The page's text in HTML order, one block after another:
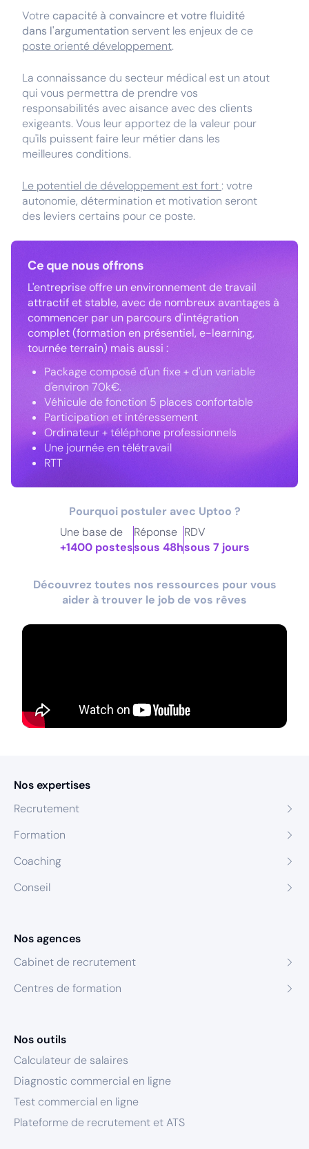
Votre capacité à convaincre et votre fluidité
dans l'argumentation servent les enjeux de ce
poste orienté développement.
La connaissance du secteur médical est un atout
qui vous permettra de prendre vos
responsabilités avec aisance avec des clients
exigeants. Vous leur apportez de la valeur pour
qu'ils puissent faire leur métier dans les
meilleures conditions.
Le potentiel de développement est fort: votre
autonomie, détermination et motivation seront
des leviers certains pour ce poste.
Ce que nous offrons
L'entreprise offre un environnement de travail
attractif et stable, avec de nombreux avantages à
commencer par un parcours d'intégration
complet (formation en présentiel, e-learning,
tournée terrain) mais aussi :
Package composé d'un fixe + d'un variable
d'environ 70k€.
Véhicule de fonction 5 places confortable
Participation et intéressement
Ordinateur + téléphone professionnels
Une journée en télétravail
RTT
Pourquoi postuler avec Uptoo ?
Une base de
+1400 postes
Réponse
sous 48h
RDV
sous 7 jours
Découvrez toutes nos ressources pour vous
aider à trouver le job de vos rêves
Nos expertises
Recrutement
Formation
Coaching
Conseil
Nos agences
Cabinet de recrutement
Centres de formation
Nos outils
Calculateur de salaires
Diagnostic commercial en ligne
Test commercial en ligne
Plateforme de recrutement et ATS